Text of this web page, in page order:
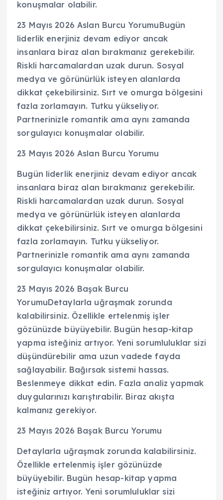
konuşmalar olabilir.
23 Mayıs 2026 Aslan Burcu YorumuBugün
liderlik enerjiniz devam ediyor ancak
insanlara biraz alan bırakmanız gerekebilir.
Riskli harcamalardan uzak durun. Sosyal
medya ve görünürlük isteyen alanlarda
dikkat çekebilirsiniz. Sırt ve omurga bölgesini
fazla zorlamayın. Tutku yükseliyor.
Partnerinizle romantik ama aynı zamanda
sorgulayıcı konuşmalar olabilir.
23 Mayıs 2026 Aslan Burcu Yorumu
Bugün liderlik enerjiniz devam ediyor ancak
insanlara biraz alan bırakmanız gerekebilir.
Riskli harcamalardan uzak durun. Sosyal
medya ve görünürlük isteyen alanlarda
dikkat çekebilirsiniz. Sırt ve omurga bölgesini
fazla zorlamayın. Tutku yükseliyor.
Partnerinizle romantik ama aynı zamanda
sorgulayıcı konuşmalar olabilir.
23 Mayıs 2026 Başak Burcu
YorumuDetaylarla uğraşmak zorunda
kalabilirsiniz. Özellikle ertelenmiş işler
gözünüzde büyüyebilir. Bugün hesap-kitap
yapma isteğiniz artıyor. Yeni sorumluluklar sizi
düşündürebilir ama uzun vadede fayda
sağlayabilir. Bağırsak sistemi hassas.
Beslenmeye dikkat edin. Fazla analiz yapmak
duygularınızı karıştırabilir. Biraz akışta
kalmanız gerekiyor.
23 Mayıs 2026 Başak Burcu Yorumu
Detaylarla uğraşmak zorunda kalabilirsiniz.
Özellikle ertelenmiş işler gözünüzde
büyüyebilir. Bugün hesap-kitap yapma
isteğiniz artıyor. Yeni sorumluluklar sizi